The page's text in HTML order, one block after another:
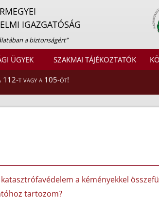
IGAZGATÓSÁG
a biztonságért”
ÜGYEK SZAKMAI TÁJÉKOZTATÓK
112-t vagy a 105-öt!
a kéményekkel
tartozom?